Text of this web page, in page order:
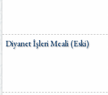
Diyanet İşleri Meali (Eski)